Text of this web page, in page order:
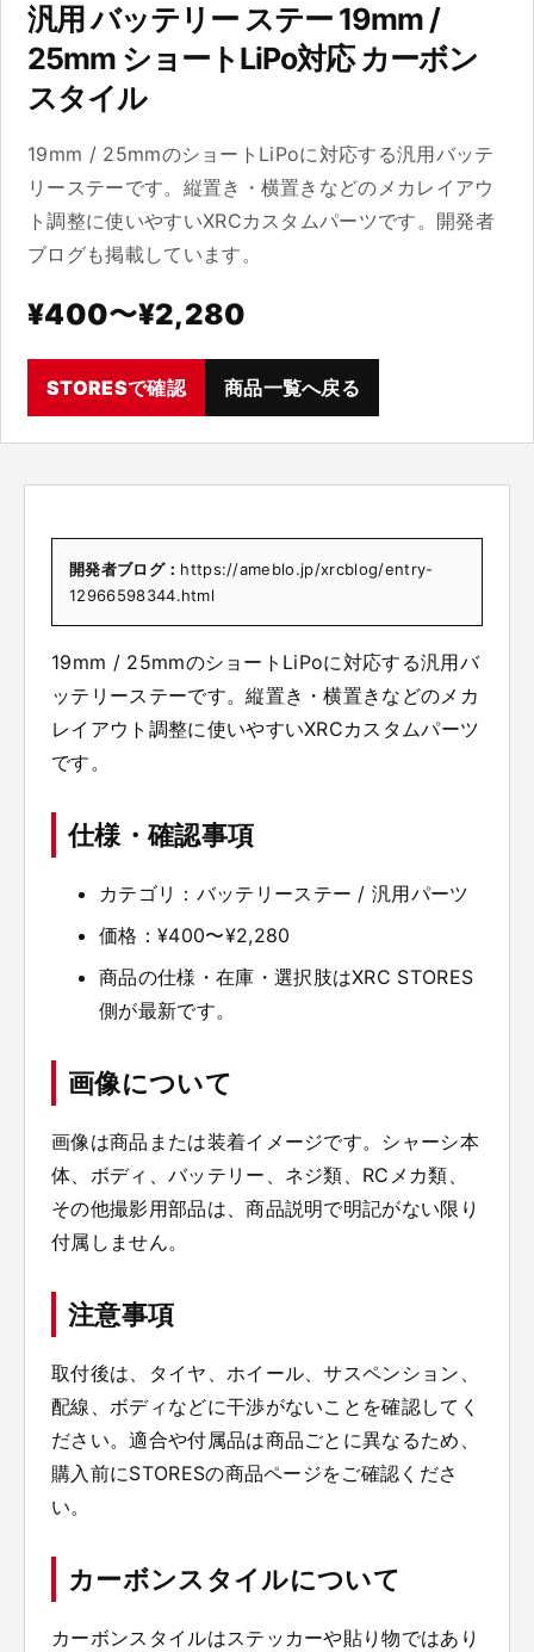
汎用 バッテリー ステー 19mm /
25mm ショートLiPo対応 カーボン
スタイル
19mm / 25mmのショートLiPoに対応する汎用バッテ
リーステーです。縦置き・横置きなどのメカレイアウ
ト調整に使いやすいXRCカスタムパーツです。開発者
ブログも掲載しています。
¥400〜¥2,280
STORESで確認 商品一覧へ戻る
開発者ブログ： https://ameblo.jp/xrcblog/entry-
12966598344.html
19mm / 25mmのショートLiPoに対応する汎用バ
ッテリーステーです。縦置き・横置きなどのメカ
レイアウト調整に使いやすいXRCカスタムパーツ
です。
仕様・確認事項
カテゴリ：バッテリーステー / 汎用パーツ
価格：¥400〜¥2,280
商品の仕様・在庫・選択肢はXRC STORES
側が最新です。
画像について
画像は商品または装着イメージです。シャーシ本
体、ボディ、バッテリー、ネジ類、RCメカ類、
その他撮影用部品は、商品説明で明記がない限り
付属しません。
注意事項
取付後は、タイヤ、ホイール、サスペンション、
配線、ボディなどに干渉がないことを確認してく
ださい。適合や付属品は商品ごとに異なるため、
購入前にSTORESの商品ページをご確認くださ
い。
カーボンスタイルについて
カーボンスタイルはステッカーや貼り物ではあり